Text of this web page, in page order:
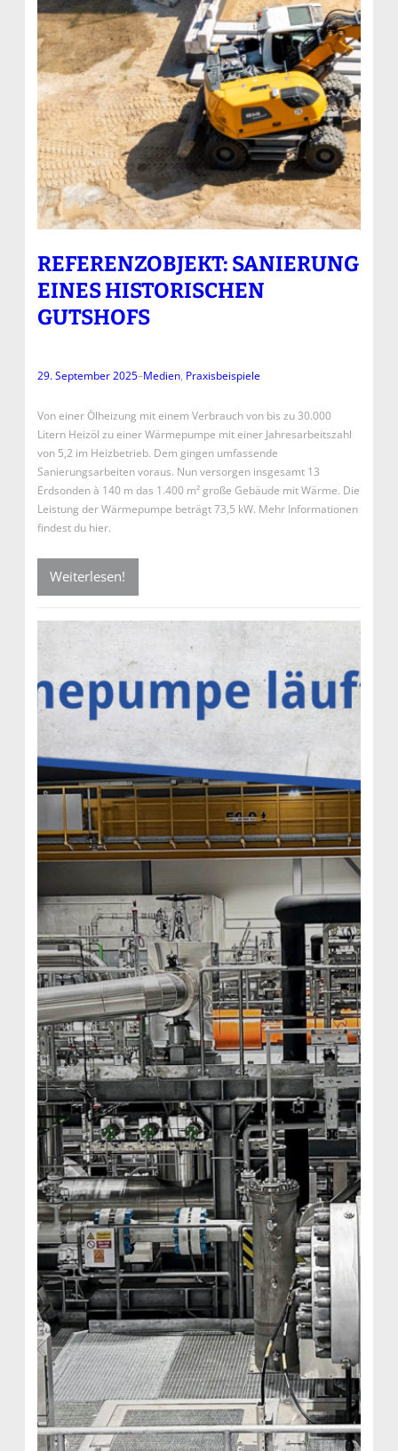
REFERENZOBJEKT: SANIERUNG
EINES HISTORISCHEN
GUTSHOFS
29. September 2025–Medien, Praxisbeispiele
Von einer Ölheizung mit einem Verbrauch von bis zu 30.000
Litern Heizöl zu einer Wärmepumpe mit einer Jahresarbeitszahl
von 5,2 im Heizbetrieb. Dem gingen umfassende
Sanierungsarbeiten voraus. Nun versorgen insgesamt 13
Erdsonden à 140 m das 1.400 m² große Gebäude mit Wärme. Die
Leistung der Wärmepumpe beträgt 73,5 kW. Mehr Informationen
findest du hier.
Weiterlesen!